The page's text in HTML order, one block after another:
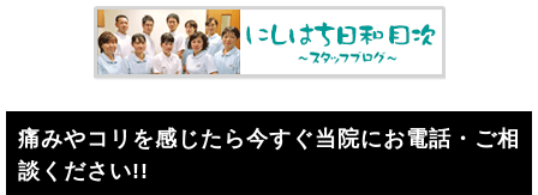
痛みやコリを感じたら今すぐ当院にお電話・ご相
談ください!!